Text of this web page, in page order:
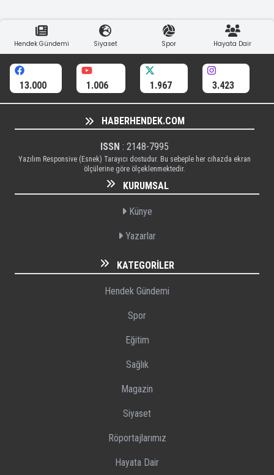
Hendek Gündemi Siyaset Spor Hayata Dair
13.000 1.006 1.967 3.423
HABERHENDEK.COM
ISSN : 2148-7995
Yazılım Responsive (Esnek) Tarayıcı dostudur. Bu sebeple her cihazda ekran
ölçülerine göre ölçeklenmektedir.
KURUMSAL
Künye
Yazarlar
KATEGORILER
Hendek Gündemi
Spor
Eğitim
Sağlık
Magazin
Siyaset
Röportajlarımız
Hayata Dair